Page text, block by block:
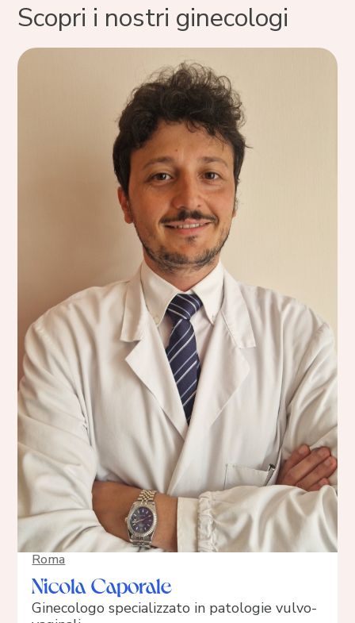
Scopri i nostri ginecologi
Roma
Nicola Caporale
Ginecologo specializzato in patologie vulvo-